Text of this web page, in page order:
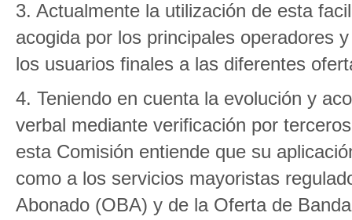
3. Actualmente la utilización de esta
acogida por los principales operadores
los usuarios finales a las diferentes
4. Teniendo en cuenta la evolución y
verbal mediante verificación por
esta Comisión entiende que su
como a los servicios mayoristas
Abonado (OBA) y de la Oferta de